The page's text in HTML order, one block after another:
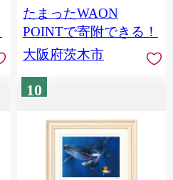
たまったWAON
POINTで寄附できる！
大阪府茨木市
10